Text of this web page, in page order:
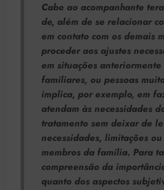
Cabe ao acompanhante
de, além de se relacionar
em contato com os demais
proceder aos ajustes
em situações
familiares, ou pessoas
implica, por exemplo, em
atendam às necessidades
tratamento sem deixar de
necessidades, limitações
membros da família. Para
compreensão da
quanto dos aspectos